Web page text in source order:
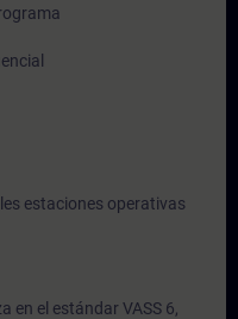
estaciones operativas
en el estándar VASS 6,